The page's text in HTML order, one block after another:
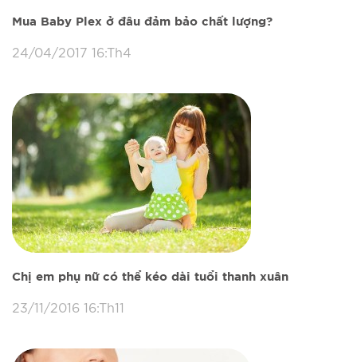
Mua Baby Plex ở đâu đảm bảo chất lượng?
24/04/2017 16:Th4
Chị em phụ nữ có thể kéo dài tuổi thanh xuân
23/11/2016 16:Th11